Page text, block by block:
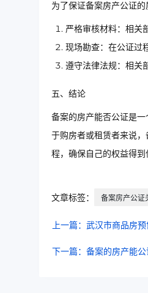
为了保证备案房产公证的
严格审核材料：相关
现场勘查：在公证过
遵守法律法规：相关
五、结论
备案的房产能否公证是
于购房者或租赁者来说
程，确保自己的权益得到
文章标签： 备案房产公证
上一篇：武汉市商品房
下一篇：备案的房产能